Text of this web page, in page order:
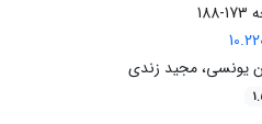
173-188
یونسی، مجید زندی